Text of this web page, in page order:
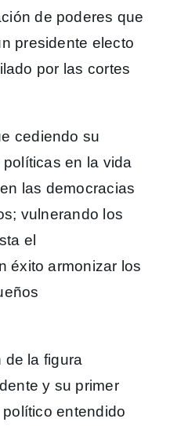
de poderes que
presidente electo
por las cortes
cediendo su
en la vida
las democracias
vulnerando los
el
éxito armonizar los
de la figura
y su primer
entendido